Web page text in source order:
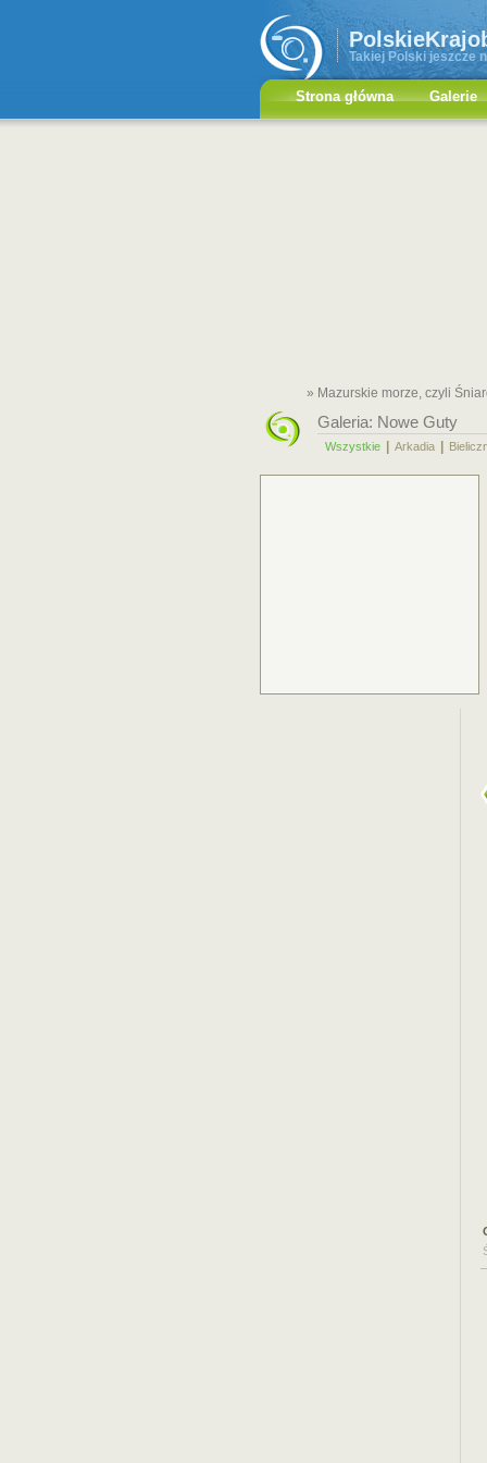
Takiej Polski jeszcze
Strona główna Galerie
» Mazurskie morze, czyli
Galeria: Nowe Guty
Wszystkie Arkadia